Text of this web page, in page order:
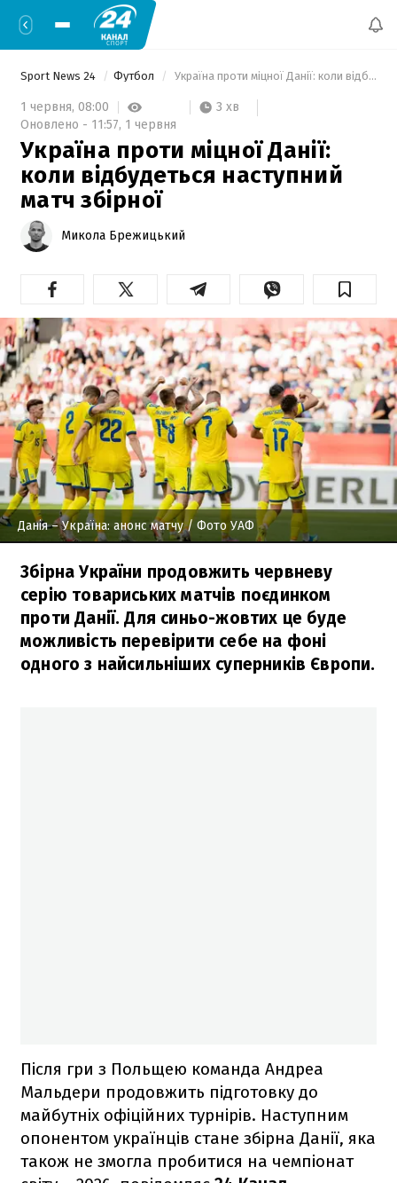
Sport News 24 Футбол Україна проти міцної Данії: коли відбудеться наступний матч збірної
1 червня, 08:00
3 хв
Оновлено - 11:57, 1 червня
Україна проти міцної Данії:
коли відбудеться наступний
матч збірної
Микола Брежицький
Данія – Україна: анонс матчу/ Фото УАФ
Збірна України продовжить червневу
серію товариських матчів поєдинком
проти Данії. Для синьо-жовтих це буде
можливість перевірити себе на фоні
одного з найсильніших суперників Європи.
Після гри з Польщею команда Андреа
Мальдери продовжить підготовку до
майбутніх офіційних турнірів. Наступним
опонентом українців стане збірна Данії, яка
також не змогла пробитися на чемпіонат